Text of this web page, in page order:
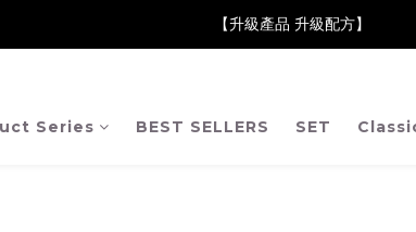
【JaneClare 康膚薈在iida Award Milan 2024
【升級產品 升級配方】
Series BEST SELLERS SET